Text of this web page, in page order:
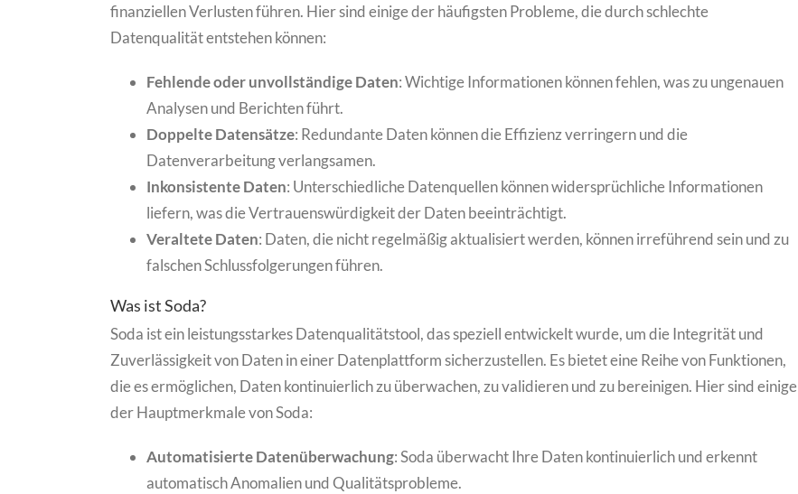
finanziellen Verlusten führen. Hier sind einige der häufigsten Probleme, die durch schlechte
Datenqualität entstehen können:
Fehlende oder unvollständige Daten: Wichtige Informationen können fehlen, was zu ungenauen
Analysen und Berichten führt.
Doppelte Datensätze: Redundante Daten können die Effizienz verringern und die
Datenverarbeitung verlangsamen.
Inkonsistente Daten: Unterschiedliche Datenquellen können widersprüchliche Informationen
liefern, was die Vertrauenswürdigkeit der Daten beeinträchtigt.
Veraltete Daten: Daten, die nicht regelmäßig aktualisiert werden, können irreführend sein und zu
falschen Schlussfolgerungen führen.
Was ist Soda?
Soda ist ein leistungsstarkes Datenqualitätstool, das speziell entwickelt wurde, um die Integrität und
Zuverlässigkeit von Daten in einer Datenplattform sicherzustellen. Es bietet eine Reihe von Funktionen,
die es ermöglichen, Daten kontinuierlich zu überwachen, zu validieren und zu bereinigen. Hier sind einige
der Hauptmerkmale von Soda:
Automatisierte Datenüberwachung: Soda überwacht Ihre Daten kontinuierlich und erkennt
automatisch Anomalien und Qualitätsprobleme.